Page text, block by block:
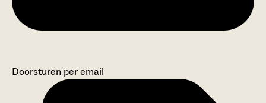
Doorsturen per email